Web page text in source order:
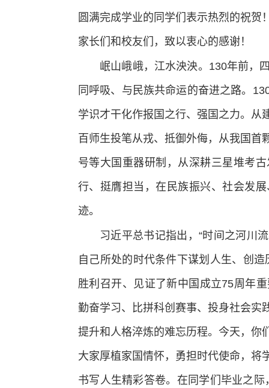
圆满完成学业的同学们表示热烈的祝
家长们和校友们，致以衷心的感谢！
岷山峨峨，江水泱泱。130年前，
同呼吸、与民族共命运的奋进之路。
学识才干化作报国之行、强国之力。从
百师生投笔从戎、抵御外侮，从我国首
号等大国重器研制，从深耕三星堆考
行、挺膺担当，在民族振兴、社会发
迹。
习近平总书记指出，“时间之河川
自己所处的时代条件下谋划人生、创
胜利召开、见证了新中国成立75周年
勤奋学习、比拼科创赛事、投身社会实
提升和人格淬炼的难忘历程。今天，你
大家厚植家国情怀，勇担时代使命，将
书写人生精彩答卷。在同学们毕业之际